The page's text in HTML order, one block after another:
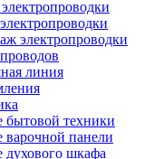
электропроводки
линия
техники
панели
шкафа